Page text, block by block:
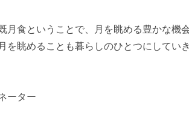
月食ということで、月を眺める豊かな機
を眺めることも暮らしのひとつにしてい
ーター